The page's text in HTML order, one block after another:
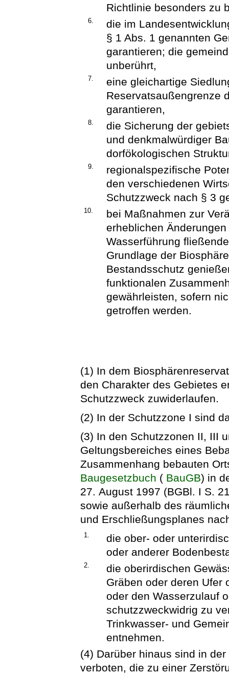
Richtlinie besonders zu
6.
die im
§ 1 Abs. 1 genannten
garantieren; die
unberührt,
7.
eine gleichartige
Reservatsaußengrenze
garantieren,
8.
die Sicherung der
und denkmalwürdiger
dorfökologischen
9.
regionalspezifische
den verschiedenen
Schutzzweck nach § 3
10.
bei Maßnahmen zur
erheblichen
Wasserführung
Grundlage der
Bestandsschutz
funktionalen
gewährleisten, sofern
getroffen werden.
(1) In dem
den Charakter des Gebietes
Schutzzweck zuwiderlaufen.
(2) In der Schutzzone I sind
(3) In den Schutzzonen II, III
Geltungsbereiches eines
Zusammenhang bebauten
Baugesetzbuch ( BauGB) in
27. August 1997 (BGBl. I S.
sowie außerhalb des
und Erschließungsplanes
1.
die ober- oder
oder anderer
2.
die oberirdischen
Gräben oder deren Ufer
oder den Wasserzulauf
schutzzweckwidrig zu
Trinkwasser- und
entnehmen.
(4) Darüber hinaus sind in
verboten, die zu einer